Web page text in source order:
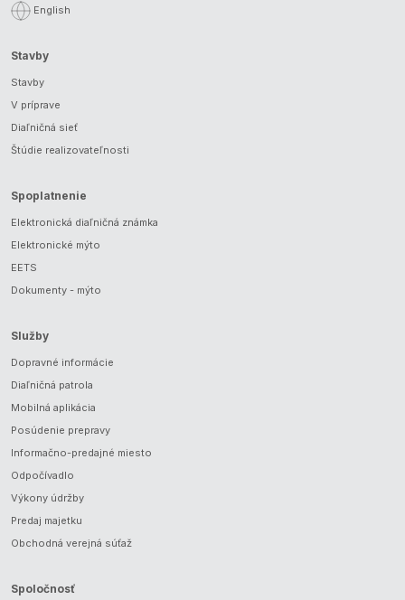
English
Stavby
Stavby
V príprave
Diaľničná sieť
Štúdie realizovateľnosti
Spoplatnenie
Elektronická diaľničná známka
Elektronické mýto
EETS
Dokumenty - mýto
Služby
Dopravné informácie
Diaľničná patrola
Mobilná aplikácia
Posúdenie prepravy
Informačno-predajné miesto
Odpočívadlo
Výkony údržby
Predaj majetku
Obchodná verejná súťaž
Spoločnosť